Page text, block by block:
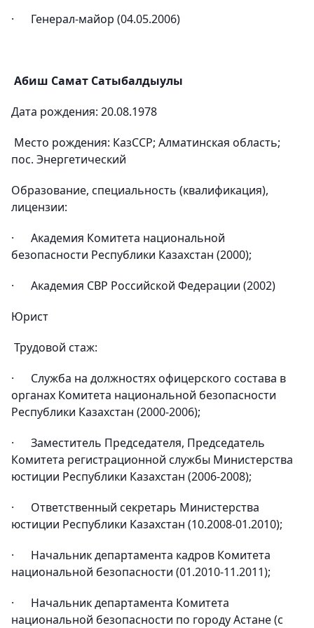
· Генерал-майор (04.05.2006)
Абиш Самат Сатыбалдыулы
Дата рождения: 20.08.1978
Место рождения: КазССР; Алматинская область;
пос. Энергетический
Образование, специальность (квалификация),
лицензии:
· Академия Комитета национальной
безопасности Республики Казахстан (2000);
· Академия СВР Российской Федерации (2002)
Юрист
Трудовой стаж:
· Служба на должностях офицерского состава в
органах Комитета национальной безопасности
Республики Казахстан (2000-2006);
· Заместитель Председателя, Председатель
Комитета регистрационной службы Министерства
юстиции Республики Казахстан (2006-2008);
· Ответственный секретарь Министерства
юстиции Республики Казахстан (10.2008-01.2010);
· Начальник департамента кадров Комитета
национальной безопасности (01.2010-11.2011);
· Начальник департамента Комитета
национальной безопасности по городу Астане (с